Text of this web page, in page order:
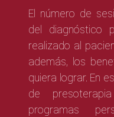
El número de
del diagnóstico
realizado al
además, los
quiera lograr. En
de
programas